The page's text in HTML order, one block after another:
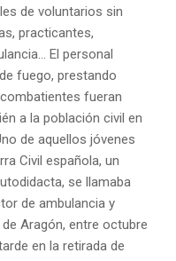
de voluntarios sin
practicantes,
El personal
fuego, prestando
fueran
a la población civil en
de aquellos jóvenes
Civil española, un
se llamaba
de ambulancia y
Aragón, entre octubre
en la retirada de